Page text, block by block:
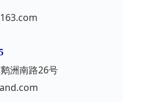
洲南路26号